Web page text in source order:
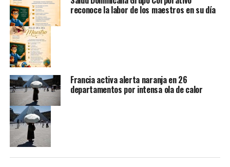
reconoce la labor de los maestros en su día
Francia activa alerta naranja en 26
departamentos por intensa ola de calor